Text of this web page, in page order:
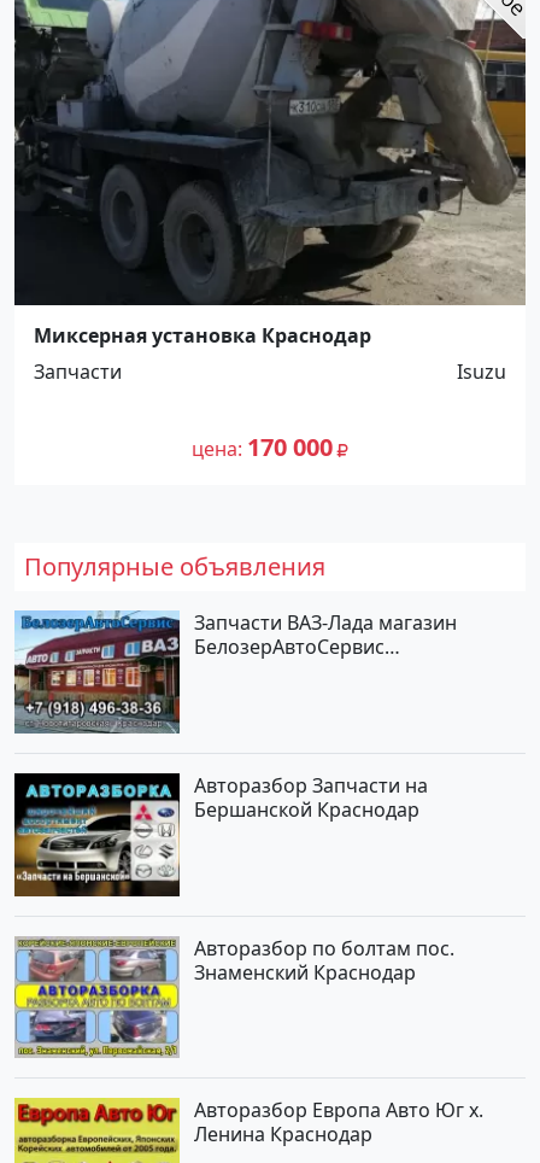
Миксерная установка Краснодар
Запчасти
Isuzu
цена 170 000
Популярные объявления
Запчасти ВАЗ-Лада магазин
БелозерАвтоСервис
Авторазбор Запчасти на
Бершанской Краснодар
Авторазбор по болтам пос.
Знаменский Краснодар
Авторазбор Европа Авто Юг х.
Ленина Краснодар